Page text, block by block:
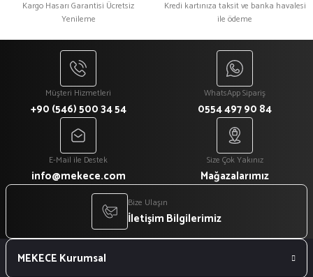
Kargo Hasarı Garantisi Ücretsiz
Yenileme
Kredi kartınıza taksit ve banka havalesi
ile ödeme
Müşteri Hizmetleri
+90 (546) 500 34 54
WhatsApp Sipariş
0554 497 90 84
E-Mail ile Destek
info@mekece.com
Size Çok Yakınız
Mağazalarımız
Bize Ulaşın
İletişim Bilgilerimiz
MEKECE Kurumsal